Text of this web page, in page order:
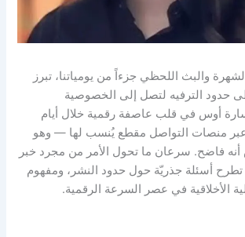
والبث اللحظي جزءاً من يومياتنا، تبرز
حدود الترفيه لتصل إلى الخصوصية
أوس في قلب عاصفة رقمية خلال أيام
عبر منصات التواصل مقطع يُنسب لها — وهو
فاضح. سرعان ما تحول الأمر من مجرد خبر
أسئلة جذريّة حول حدود النشر، ومفهوم
الأخلاقية في عصر السرعة الرقمية.